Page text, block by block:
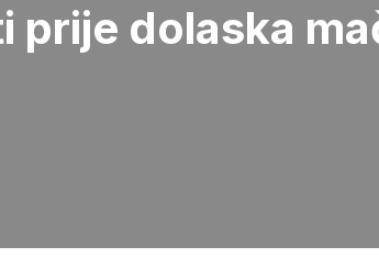
prije dolaska